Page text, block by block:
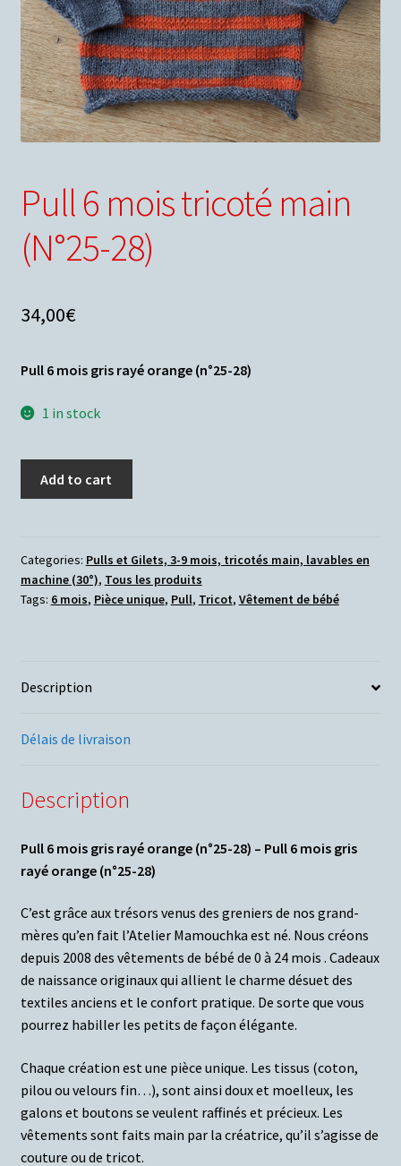
Conditions générales de ventes
Votre droit de rétractation
Nous contacter
Pull 6 mois tricoté main
(N°25-28)
34,00€
Pull 6 mois gris rayé orange (n°25-28)
1 in stock
Add to cart
Categories: Pulls et Gilets, 3-9 mois, tricotés main, lavables en
machine (30°), Tous les produits
Tags: 6 mois, Pièce unique, Pull, Tricot, Vêtement de bébé
Description
Délais de livraison
Description
Pull 6 mois gris rayé orange (n°25-28) – Pull 6 mois gris
rayé orange (n°25-28)
C’est grâce aux trésors venus des greniers de nos grand-
mères qu’en fait l’Atelier Mamouchka est né. Nous créons
depuis 2008 des vêtements de bébé de 0 à 24 mois . Cadeaux
de naissance originaux qui allient le charme désuet des
textiles anciens et le confort pratique. De sorte que vous
pourrez habiller les petits de façon élégante.
Chaque création est une pièce unique. Les tissus (coton,
pilou ou velours fin…), sont ainsi doux et moelleux, les
galons et boutons se veulent raffinés et précieux. Les
vêtements sont faits main par la créatrice, qu’il s’agisse de
couture ou de tricot.